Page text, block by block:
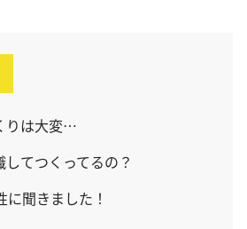
りは大変…
てつくってるの？
聞きました！